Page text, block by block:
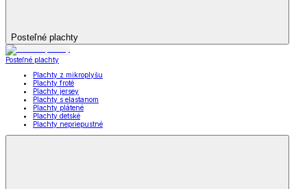
Posteľné plachty
Posteľné plachty
Plachty z mikroplyšu
Plachty froté
Plachty jersey
Plachty s elastanom
Plachty plátené
Plachty detské
Plachty nepriepustné